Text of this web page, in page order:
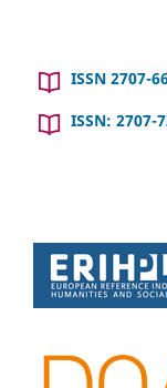
ISSN 2707-
ISSN: 2707-